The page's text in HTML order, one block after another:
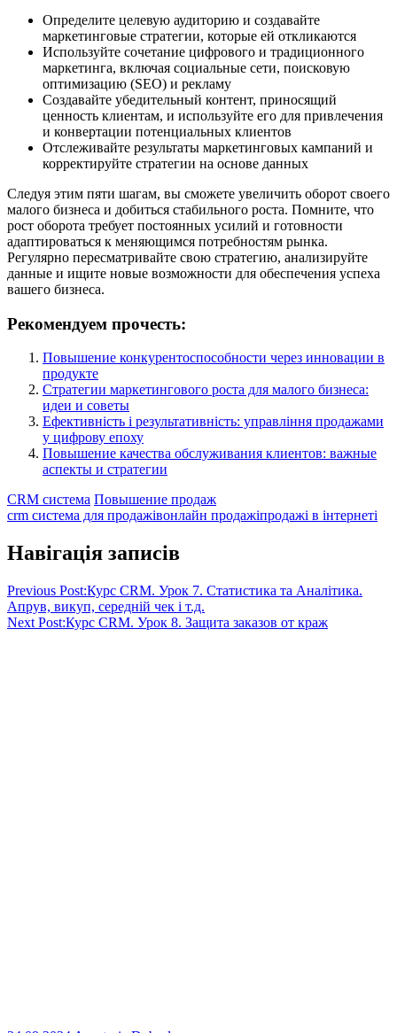
Определите целевую аудиторию и создавайте
маркетинговые стратегии, которые ей откликаются
Используйте сочетание цифрового и традиционного
маркетинга, включая социальные сети, поисковую
оптимизацию (SEO) и рекламу
Создавайте убедительный контент, приносящий
ценность клиентам, и используйте его для привлечения
и конвертации потенциальных клиентов
Отслеживайте результаты маркетинговых кампаний и
корректируйте стратегии на основе данных
Следуя этим пяти шагам, вы сможете увеличить оборот своего
малого бизнеса и добиться стабильного роста. Помните, что
рост оборота требует постоянных усилий и готовности
адаптироваться к меняющимся потребностям рынка.
Регулярно пересматривайте свою стратегию, анализируйте
данные и ищите новые возможности для обеспечения успеха
вашего бизнеса.
Рекомендуем прочесть:
Повышение конкурентоспособности через инновации в
продукте
Стратегии маркетингового роста для малого бизнеса:
идеи и советы
Ефективність і результативність: управління продажами
у цифрову епоху
Повышение качества обслуживания клиентов: важные
аспекты и стратегии
CRM система Повышение продаж
crm система для продажівонлайн продажіпродажі в інтернеті
Навігація записів
Previous Post:Курс CRM. Урок 7. Статистика та Аналітика.
Апрув, викуп, середній чек і т.д.
Next Post:Курс CRM. Урок 8. Защита заказов от краж